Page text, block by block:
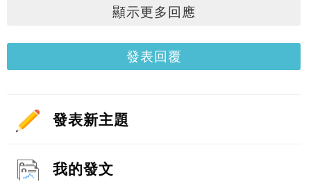
顯示更多回應
發表回覆
發表新主題
我的發文